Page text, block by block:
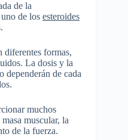
de la
de los esteroides
diferentes formas,
La dosis y la
dependerán de cada
muchos
muscular, la
de la fuerza.